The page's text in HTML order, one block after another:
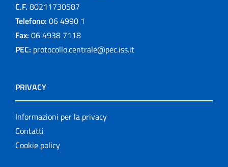
C.F. 80211730587
Telefono: 06 4990 1
Fax: 06 4938 7118
PEC: protocollo.centrale@pec.iss.it
PRIVACY
Informazioni per la privacy
Contatti
Cookie policy